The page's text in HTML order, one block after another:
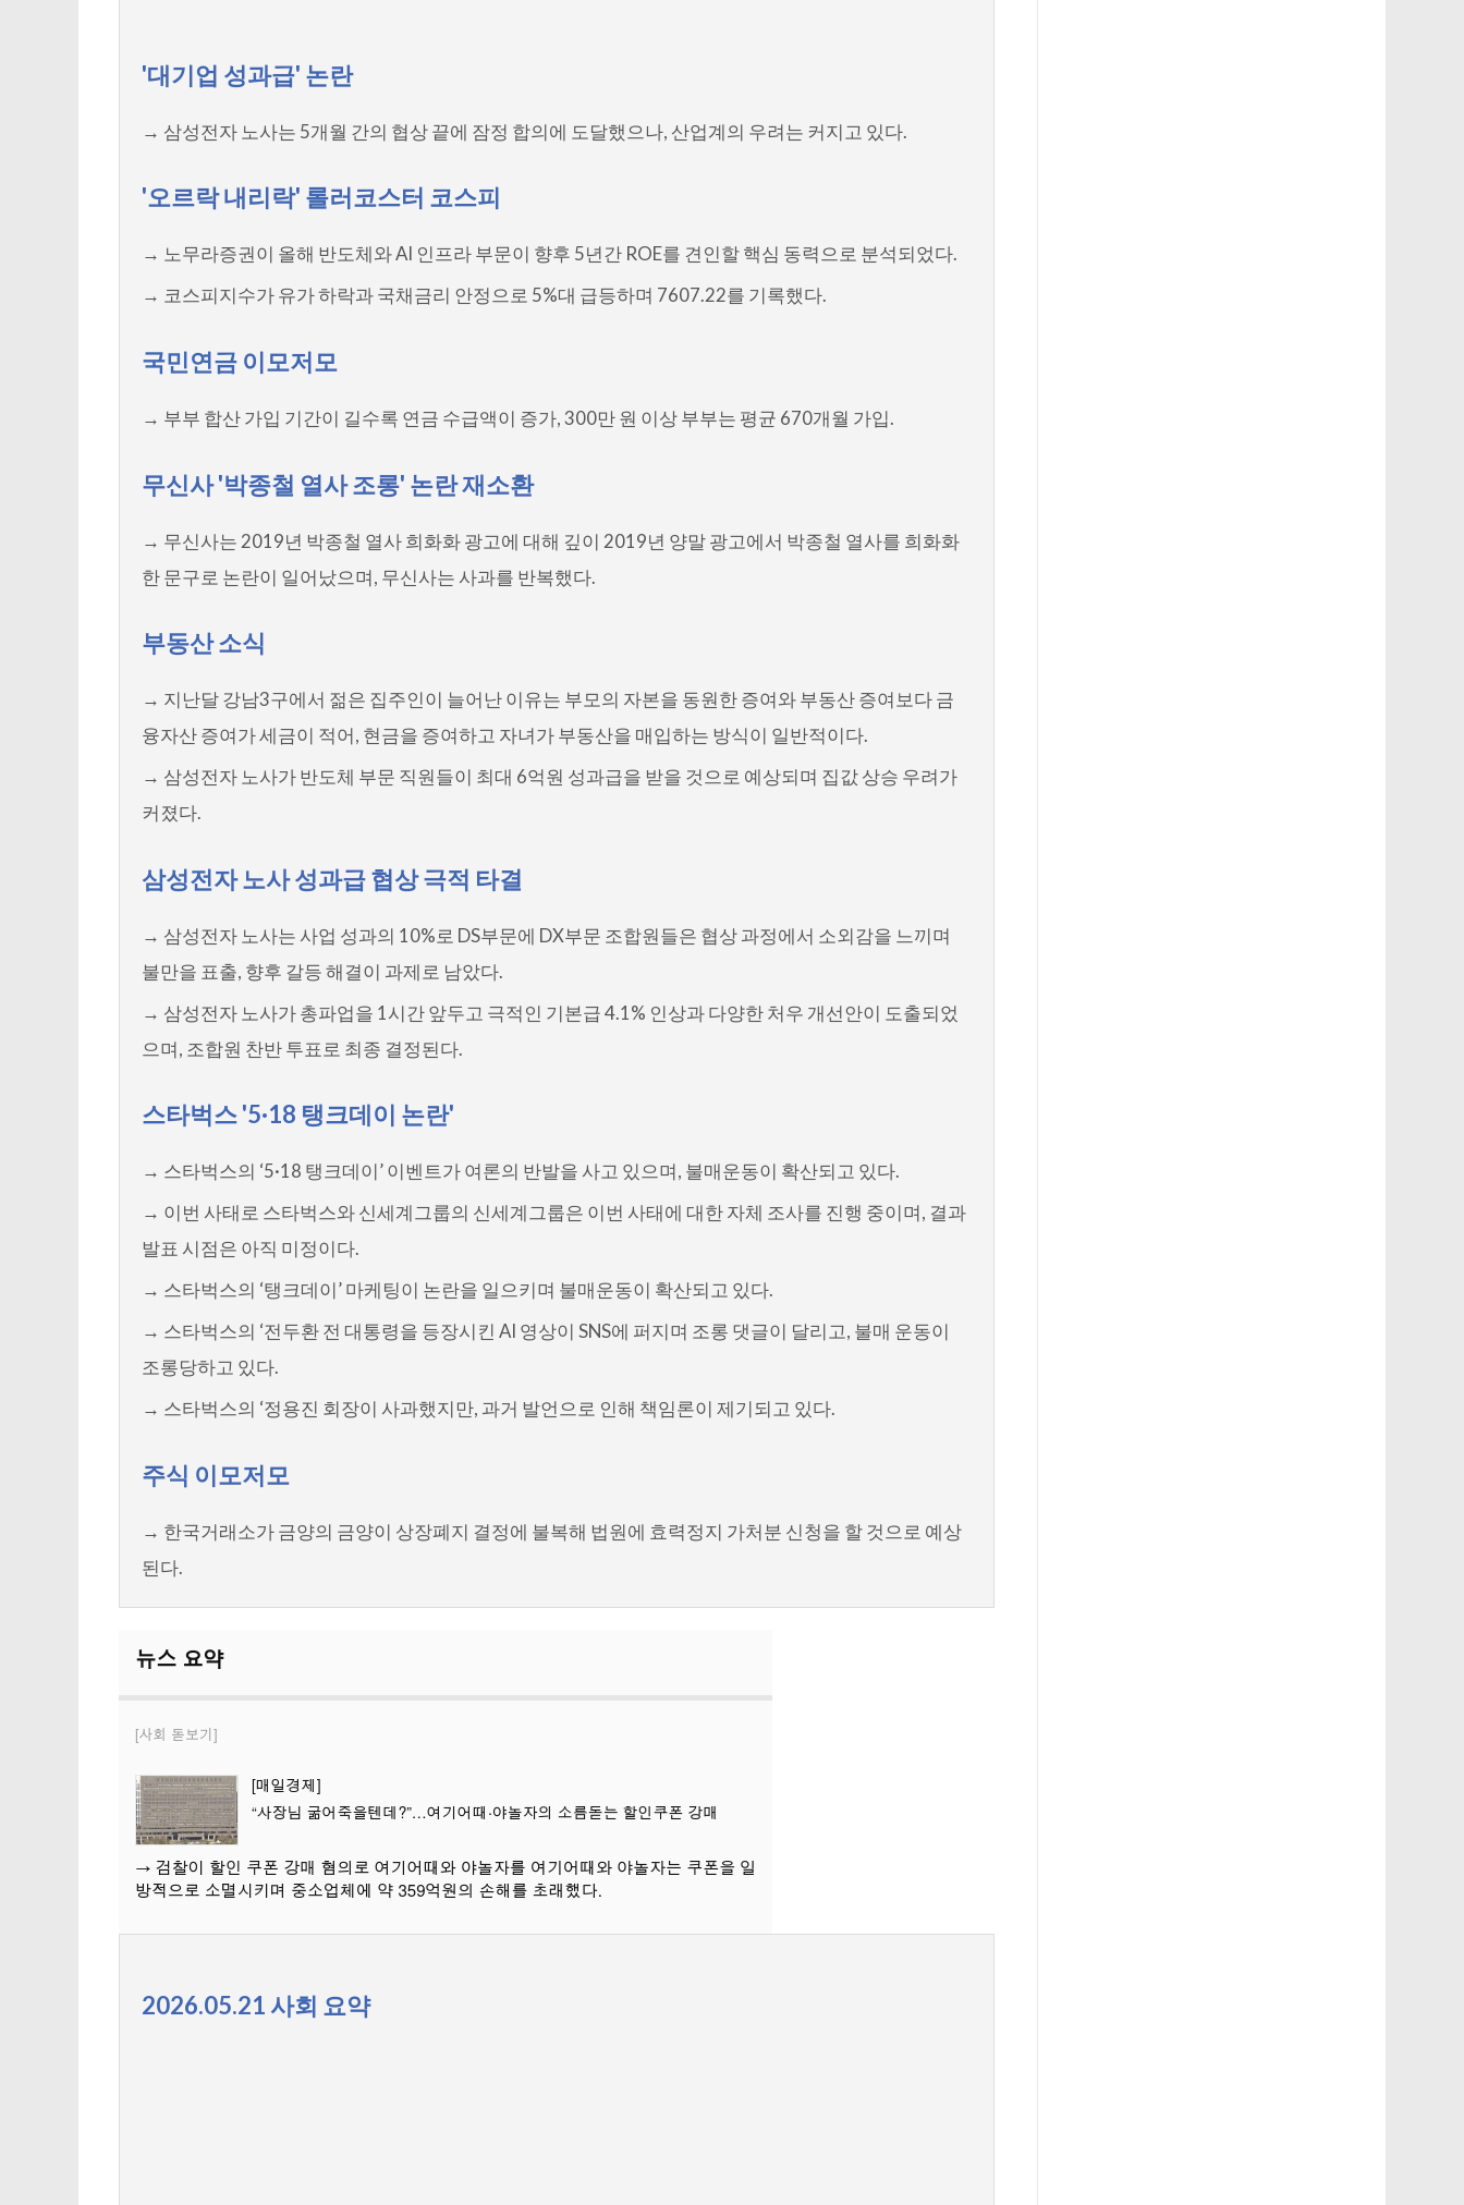
'대기업 성과급' 논란
→ 삼성전자 노사는 5개월 간의 협상 끝에 잠정 합의에 도달했으나, 산업계의 우려는 커지고 있다.
'오르락 내리락' 롤러코스터 코스피
→ 노무라증권이 올해 반도체와 AI 인프라 부문이 향후 5년간 ROE를 견인할 핵심 동력으로 분석되었다.
→ 코스피지수가 유가 하락과 국채금리 안정으로 5%대 급등하며 7607.22를 기록했다.
국민연금 이모저모
→ 부부 합산 가입 기간이 길수록 연금 수급액이 증가, 300만 원 이상 부부는 평균 670개월 가입.
무신사 '박종철 열사 조롱' 논란 재소환
→ 무신사는 2019년 박종철 열사 희화화 광고에 대해 깊이 2019년 양말 광고에서 박종철 열사를 희화화
한 문구로 논란이 일어났으며, 무신사는 사과를 반복했다.
부동산 소식
→ 지난달 강남3구에서 젊은 집주인이 늘어난 이유는 부모의 자본을 동원한 증여와 부동산 증여보다 금
융자산 증여가 세금이 적어, 현금을 증여하고 자녀가 부동산을 매입하는 방식이 일반적이다.
→ 삼성전자 노사가 반도체 부문 직원들이 최대 6억원 성과급을 받을 것으로 예상되며 집값 상승 우려가
커졌다.
삼성전자 노사 성과급 협상 극적 타결
→ 삼성전자 노사는 사업 성과의 10%로 DS부문에 DX부문 조합원들은 협상 과정에서 소외감을 느끼며
불만을 표출, 향후 갈등 해결이 과제로 남았다.
→ 삼성전자 노사가 총파업을 1시간 앞두고 극적인 기본급 4.1% 인상과 다양한 처우 개선안이 도출되었
으며, 조합원 찬반 투표로 최종 결정된다.
스타벅스 '5·18 탱크데이 논란'
→ 스타벅스의 ‘5·18 탱크데이’ 이벤트가 여론의 반발을 사고 있으며, 불매운동이 확산되고 있다.
→ 이번 사태로 스타벅스와 신세계그룹의 신세계그룹은 이번 사태에 대한 자체 조사를 진행 중이며, 결과
발표 시점은 아직 미정이다.
→ 스타벅스의 ‘탱크데이’ 마케팅이 논란을 일으키며 불매운동이 확산되고 있다.
→ 스타벅스의 ‘전두환 전 대통령을 등장시킨 AI 영상이 SNS에 퍼지며 조롱 댓글이 달리고, 불매 운동이
조롱당하고 있다.
→ 스타벅스의 ‘정용진 회장이 사과했지만, 과거 발언으로 인해 책임론이 제기되고 있다.
주식 이모저모
→ 한국거래소가 금양의 금양이 상장폐지 결정에 불복해 법원에 효력정지 가처분 신청을 할 것으로 예상
된다.
2026.05.21 사회 요약